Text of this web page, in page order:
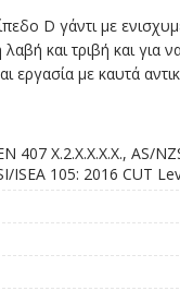
D γάντι με
και τριβή και για
εργασία με καυτά
407 X.2.X.X.X.X., AS/
ISEA 105: 2016 CUT